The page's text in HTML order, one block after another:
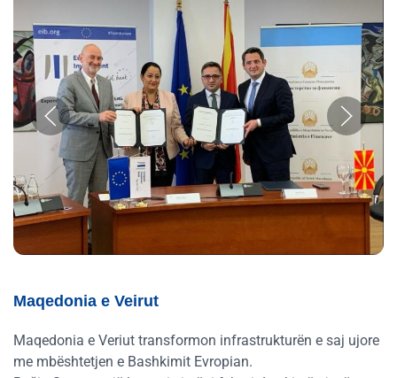
Maqedonia e Veirut
Maqedonia e Veriut transformon infrastrukturën e saj ujore
me mbështetjen e Bashkimit Evropian.